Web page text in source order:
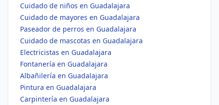
Cuidado de niños en Guadalajara
Cuidado de mayores en Guadalajara
Paseador de perros en Guadalajara
Cuidado de mascotas en Guadalajara
Electricistas en Guadalajara
Fontanería en Guadalajara
Albañilería en Guadalajara
Pintura en Guadalajara
Carpintería en Guadalajara